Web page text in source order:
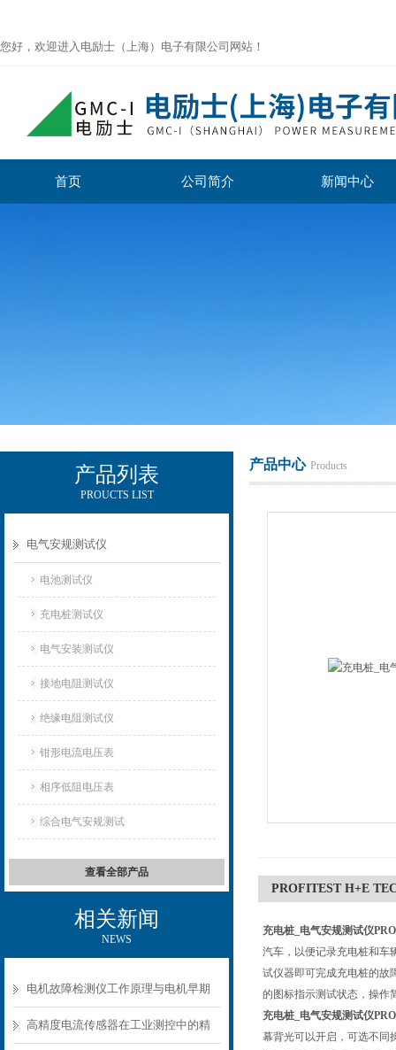
您好，欢迎进入电励士（上海）电子有限公司网站！
首页 公司简介 新闻中心
产品列表
PROUCTS LIST
电气安规测试仪
电池测试仪
充电桩测试仪
电气安装测试仪
接地电阻测试仪
绝缘电阻测试仪
钳形电流电压表
相序低阻电压表
综合电气安规测试
查看全部产品
相关新闻
NEWS
电机故障检测仪工作原理与电机早期
故障诊断方案
高精度电流传感器在工业测控中的精
产品中心 Products
PROFITEST H+E
充电桩_电气安规测试仪
汽车，以便记录充电桩和车
试仪器即可完成充电桩的故
的图标指示测试状态，操作
充电桩_电气安规测试仪
幕背光可以开启，可选不同